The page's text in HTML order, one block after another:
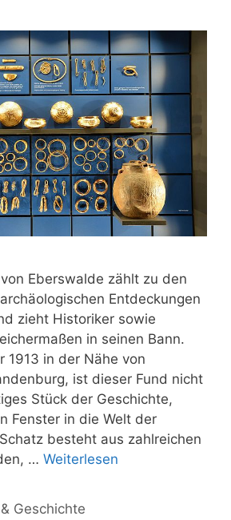
Eberswalde zählt zu den
Entdeckungen
zieht Historiker sowie
in seinen Bann.
1913 in der Nähe von
ist dieser Fund nicht
Stück der Geschichte,
Fenster in die Welt der
besteht aus zahlreichen
… Weiterlesen
Geschichte